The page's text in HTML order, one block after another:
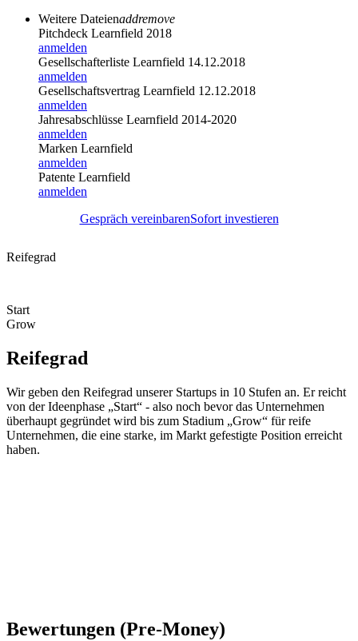
Weitere Dateienaddremove
Pitchdeck Learnfield 2018
anmelden
Gesellschafterliste Learnfield 14.12.2018
anmelden
Gesellschaftsvertrag Learnfield 12.12.2018
anmelden
Jahresabschlüsse Learnfield 2014-2020
anmelden
Marken Learnfield
anmelden
Patente Learnfield
anmelden
Gespräch vereinbarenSofort investieren
Reifegrad
Start
Grow
Reifegrad
Wir geben den Reifegrad unserer Startups in 10 Stufen an. Er reicht
von der Ideenphase „Start“ - also noch bevor das Unternehmen
überhaupt gegründet wird bis zum Stadium „Grow“ für reife
Unternehmen, die eine starke, im Markt gefestigte Position erreicht
haben.
Bewertungen (Pre-Money)